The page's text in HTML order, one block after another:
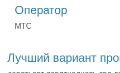
Оператор
МТС
Лучший вариант